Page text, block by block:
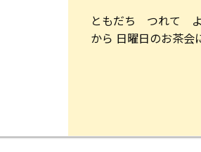
ともだち つれて よ
から 日曜日のお茶